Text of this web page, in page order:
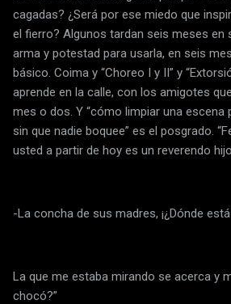
cagadas? ¿Será por ese miedo que
el fierro? Algunos tardan seis meses en
arma y potestad para usarla, en seis
básico. Coima y “Choreo I y II” y
aprende en la calle, con los amigotes
mes o dos. Y “cómo limpiar una escena
sin que nadie boquee” es el posgrado.
usted a partir de hoy es un reverendo
-La concha de sus madres, ¡¿Dónde
La que me estaba mirando se acerca y
chocó?”